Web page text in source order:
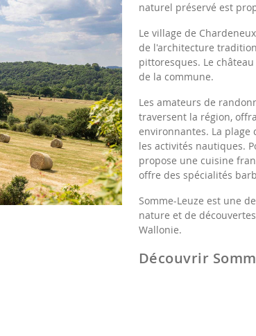
naturel préservé est
Le village de
de l'architecture
pittoresques. Le
de la commune.
Les amateurs de
traversent la région,
environnantes. La
les activités nautiques.
propose une cuisine
offre des spécialités
Somme-Leuze est une
nature et de
Wallonie.
Découvrir